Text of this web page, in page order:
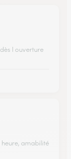
l ouverture
amabilité